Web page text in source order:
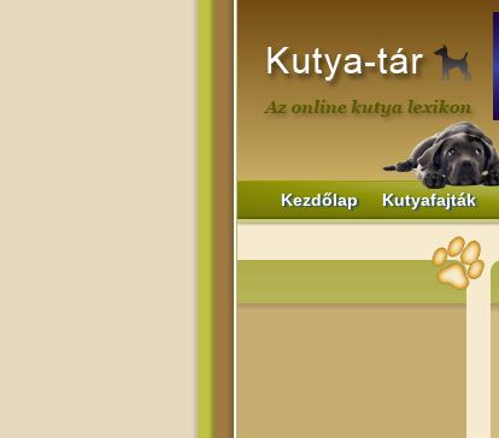
Kezdőlap Kutyafajták